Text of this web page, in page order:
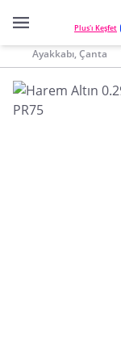
Plus'ı Keşfet
Ayakkabı, Çanta